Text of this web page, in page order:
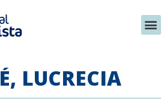
LUCRECIA